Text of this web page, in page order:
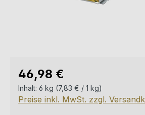
Regulärer Preis:
46,98 €
Inhalt: 6 kg (7,83 € / 1 kg)
Preise inkl. MwSt. zzgl.